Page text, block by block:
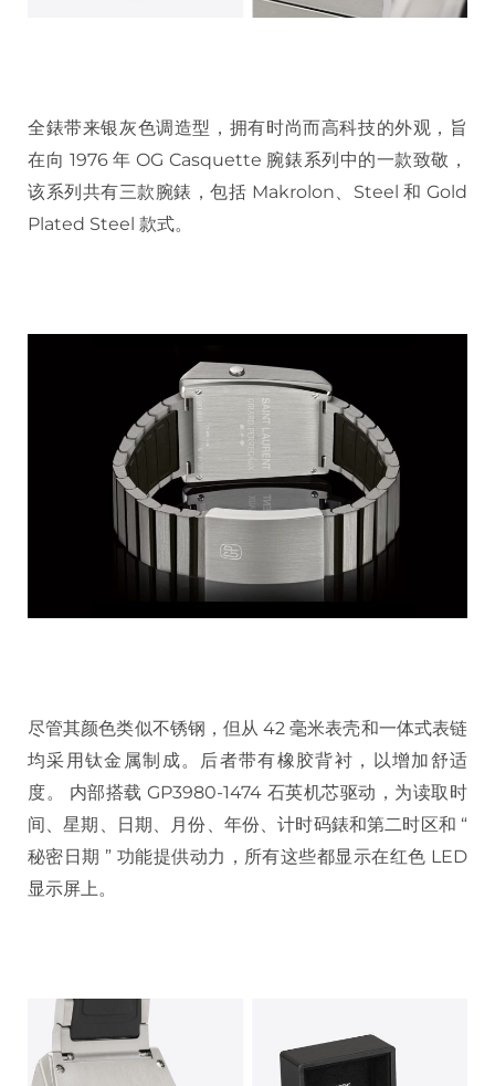
全錶带来银灰色调造型，拥有时尚而高科技的外观，旨
在向 1976 年 OG Casquette 腕錶系列中的一款致敬，
该系列共有三款腕錶，包括 Makrolon、Steel 和 Gold
Plated Steel 款式。
尽管其颜色类似不锈钢，但从 42 毫米表壳和一体式表链
均采用钛金属制成。后者带有橡胶背衬，以增加舒适
度。 内部搭载 GP3980-1474 石英机芯驱动，为读取时
间、星期、日期、月份、年份、计时码錶和第二时区和 “
秘密日期 ” 功能提供动力，所有这些都显示在红色 LED
显示屏上。